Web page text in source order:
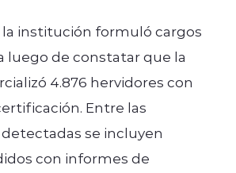
institución formuló cargos
luego de constatar que la
4.876 hervidores con
Entre las
se incluyen
con informes de